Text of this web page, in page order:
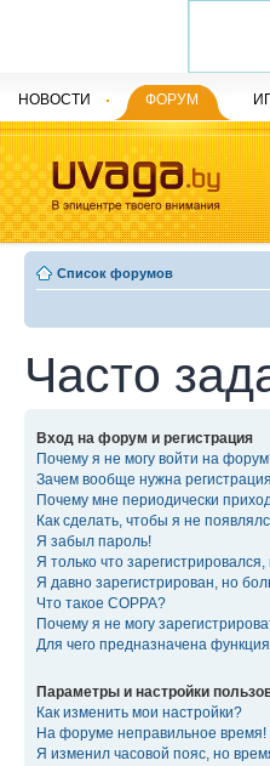
НОВОСТИ ФОРУМ
Список форумов
Часто
Вход на форум и регистрация
Почему я не могу войти на
Зачем вообще нужна
Почему мне периодически
Как сделать, чтобы я не
Я забыл пароль!
Я только что
Я давно зарегистрирован, но
Что такое COPPA?
Почему я не могу
Для чего предназначена
Параметры и настройки
Как изменить мои настройки?
На форуме неправильное время!
Я изменил часовой пояс, но